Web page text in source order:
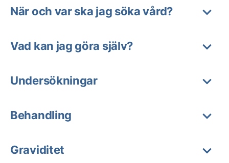
När och var ska jag söka vård?
Vad kan jag göra själv?
Undersökningar
Behandling
Graviditet